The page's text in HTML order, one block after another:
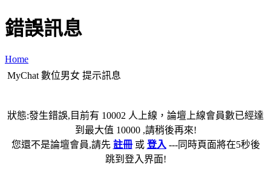
錯誤訊息
Home
MyChat 數位男女 提示訊息
狀態:發生錯誤,目前有 10002 人上線，論壇上線會員數已經達
到最大值 10000 ,請稍後再來!
您還不是論壇會員,請先 註冊或 登入 ---同時頁面將在5秒後
跳到登入界面!